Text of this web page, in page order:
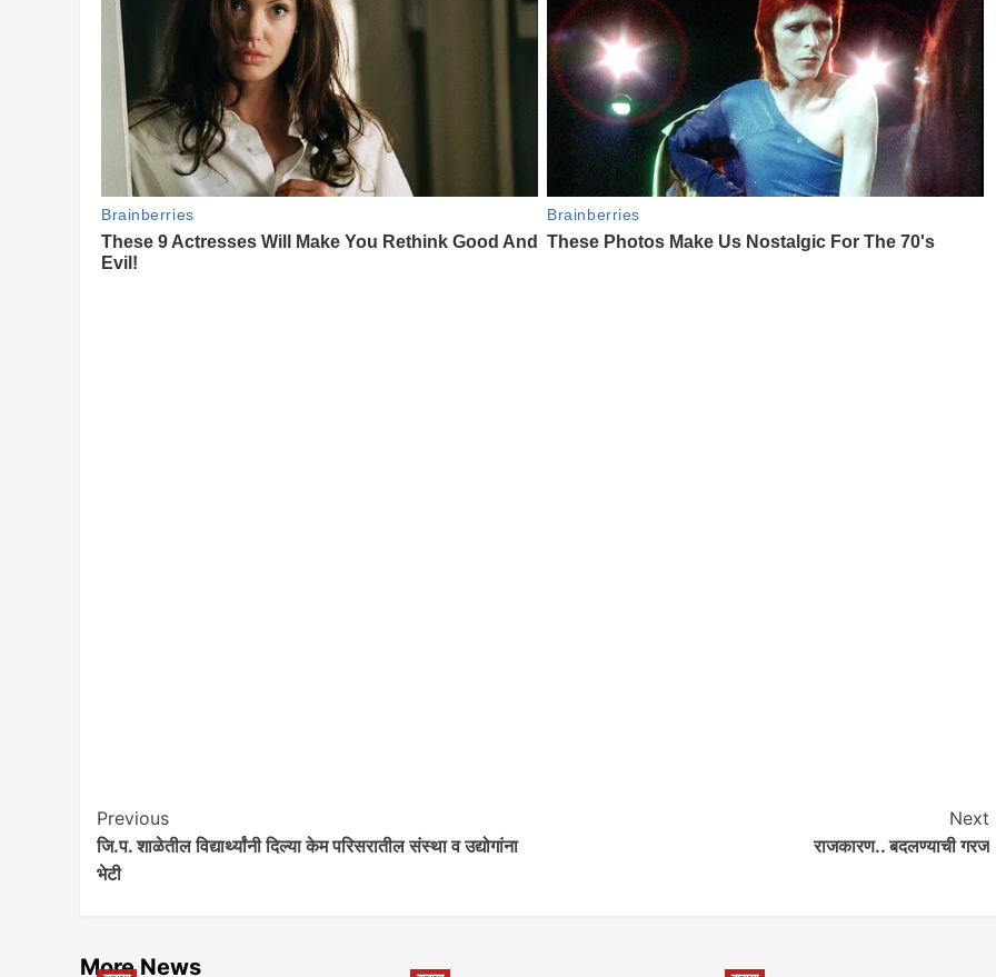
Post
Navigation
Previous
जि.प. शाळेतील विद्यार्थ्यांनी दिल्या केम परिसरातील संस्था व उद्योगांना
भेटी
Next
राजकारण.. बदलण्याची गरज
More News
आवाज जनतेचा
गटारींतील सांडपाणी रस्त्यावर आल्याने कृष्णाजीनगर
मधील नागरिकांच्या आरोग्याशी खेळ सुरू
saptahiksandesh September 12, 2024 0